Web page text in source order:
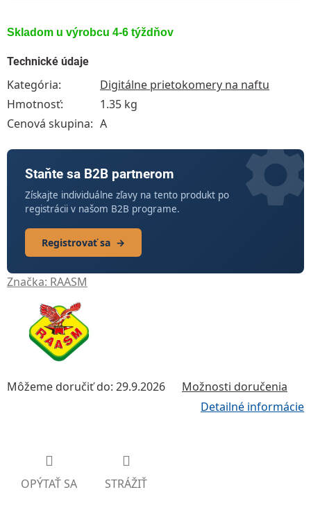
Skladom u výrobcu 4-6 týždňov
Značka: RAASM
Môžeme doručiť do: 29.9.2026 Možnosti doručenia
Detailné informácie
OPÝTAŤ SA STRÁŽIŤ
Technické údaje
Kategória:
Digitálne prietokomery na naftu
Hmotnosť:
1.35 kg
Cenová skupina: A
Staňte sa B2B partnerom
Získajte individuálne zľavy na tento produkt po
registrácii v našom B2B programe.
Registrovať sa →